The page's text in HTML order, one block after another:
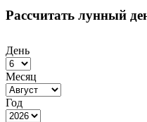
Рассчитать лунный
День
Месяц
Год